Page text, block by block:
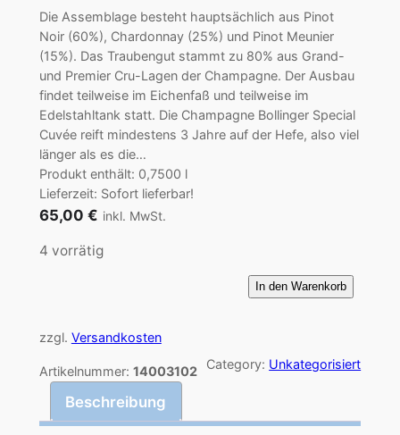
Die Assemblage besteht hauptsächlich aus Pinot
Noir (60%), Chardonnay (25%) und Pinot Meunier
(15%). Das Traubengut stammt zu 80% aus Grand-
und Premier Cru-Lagen der Champagne. Der Ausbau
findet teilweise im Eichenfaß und teilweise im
Edelstahltank statt. Die Champagne Bollinger Special
Cuvée reift mindestens 3 Jahre auf der Hefe, also viel
länger als es die…
Produkt enthält: 0,7500 l
Lieferzeit: Sofort lieferbar!
65,00 € inkl. MwSt.
4 vorrätig
a
In den Warenkorb
zzgl. Versandkosten
Artikelnummer: 14003102 Category: Unkategorisiert
Beschreibung